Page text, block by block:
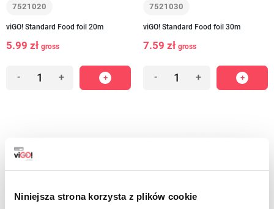
Niniejsza strona korzysta z plików cookie
7521020
viGO! Standard Food foil 20m
5.99 zł gross
- +
7521030
viGO! Standard Food foil 30m
7.59 zł gross
- +